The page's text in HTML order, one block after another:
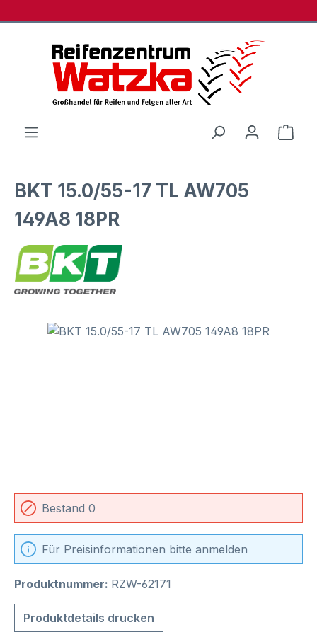
BKT 15.0/55-17 TL AW705
149A8 18PR
Bildergalerie überspringen
Bestand 0
Für Preisinformationen bitte anmelden
Produktnummer: RZW-62171
Produktdetails drucken